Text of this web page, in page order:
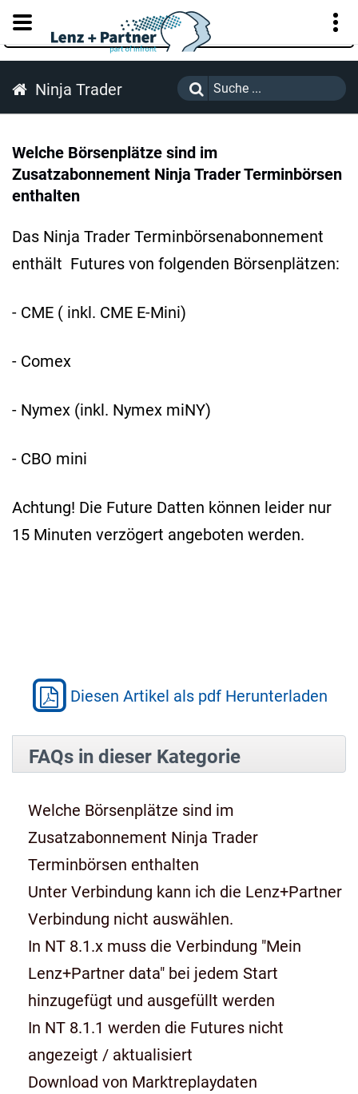
KUNDENPORTAL
Ninja Trader
Welche Börsenplätze sind im
Zusatzabonnement Ninja Trader Terminbörsen
enthalten
Das Ninja Trader Terminbörsenabonnement
enthält Futures von folgenden Börsenplätzen:
- CME ( inkl. CME E-Mini)
- Comex
- Nymex (inkl. Nymex miNY)
- CBO mini
Achtung! Die Future Datten können leider nur
15 Minuten verzögert angeboten werden.
Diesen Artikel als pdf Herunterladen
FAQs in dieser Kategorie
Welche Börsenplätze sind im
Zusatzabonnement Ninja Trader
Terminbörsen enthalten
Unter Verbindung kann ich die Lenz+Partner
Verbindung nicht auswählen.
In NT 8.1.x muss die Verbindung "Mein
Lenz+Partner data" bei jedem Start
hinzugefügt und ausgefüllt werden
In NT 8.1.1 werden die Futures nicht
angezeigt / aktualisiert
Download von Marktreplaydaten